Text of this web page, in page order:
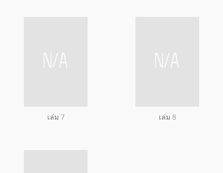
เล่ม 7 เล่ม 8